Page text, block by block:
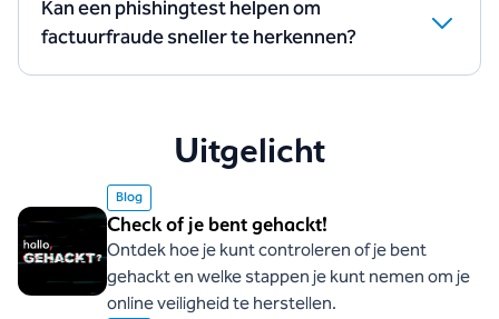
Kan een phishingtest helpen om
factuurfraude sneller te herkennen?
Uitgelicht
Blog
Check of je bent gehackt!
Ontdek hoe je kunt controleren of je bent
gehackt en welke stappen je kunt nemen om je
online veiligheid te herstellen.